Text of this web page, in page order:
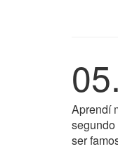
05.
Aprendí
ser